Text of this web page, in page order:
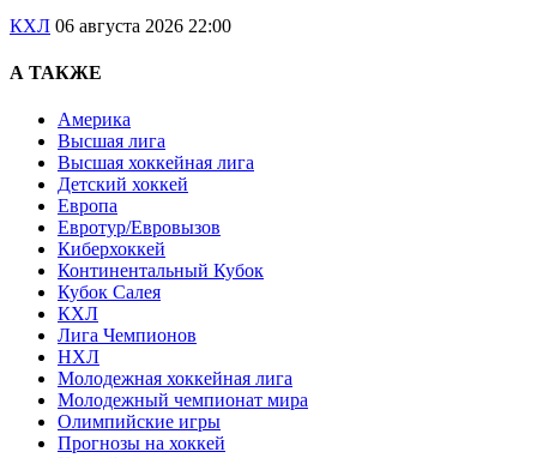
КХЛ 06 августа 2026 22:00
А ТАКЖЕ
Америка
Высшая лига
Высшая хоккейная лига
Детский хоккей
Европа
Евротур/Евровызов
Киберхоккей
Континентальный Кубок
Кубок Салея
КХЛ
Лига Чемпионов
НХЛ
Молодежная хоккейная лига
Молодежный чемпионат мира
Олимпийские игры
Прогнозы на хоккей